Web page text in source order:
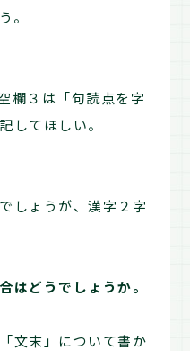
。
欄３は「句読点を字
してほしい。
しょうが、漢字２字
はどうでしょうか。
文末」について書か